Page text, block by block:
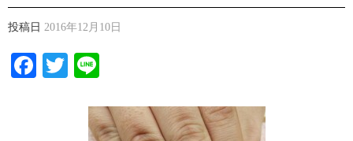
投稿日 2016年12月10日
Facebook
Twitter